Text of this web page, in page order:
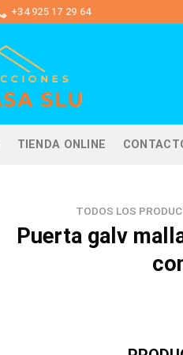
+34 925 17 29 64
TIENDA ONLINE
TODOS LOS
Puerta galv